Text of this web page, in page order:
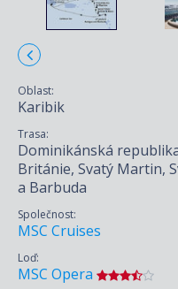
Oblast:
Karibik
Trasa:
Dominikánská
Británie, Svatý Martin,
a Barbuda
Společnost:
MSC Cruises
Loď:
MSC Opera